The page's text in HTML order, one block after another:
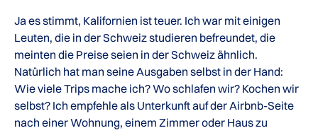
Ja es stimmt, Kalifornien ist teuer. Ich war mit einigen
Leuten, die in der Schweiz studieren befreundet, die
meinten die Preise seien in der Schweiz ähnlich.
Natürlich hat man seine Ausgaben selbst in der Hand:
Wie viele Trips mache ich? Wo schlafen wir? Kochen wir
selbst? Ich empfehle als Unterkunft auf der Airbnb-Seite
nach einer Wohnung, einem Zimmer oder Haus zu